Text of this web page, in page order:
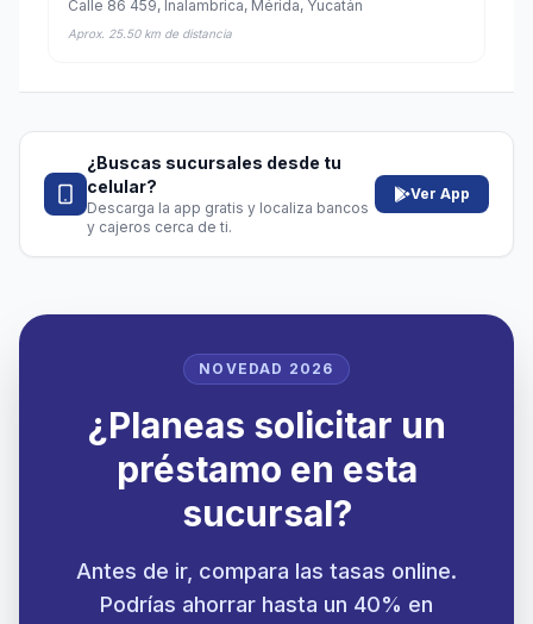
Calle 86 459, Inalambrica, Mérida, Yucatán
Aprox. 25.50 km de distancia
¿Buscas sucursales desde tu
celular?
Descarga la app gratis y localiza bancos
y cajeros cerca de ti.
Ver App
NOVEDAD 2026
¿Planeas solicitar un
préstamo en esta
sucursal?
Antes de ir, compara las tasas online.
Podrías ahorrar hasta un 40% en